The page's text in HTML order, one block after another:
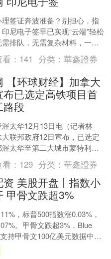
签证奔波准备？别担心，指
尼电子签早已实现“云端”轻松
排队，无需复杂材料，一部
支付宝，足不出户就能实
签”，开启你....
： 141 分类：華鑫證券
【环球财经】加拿大
布已选定高铁项目首
路段
太华12月13日电（记者林
大联邦政府12日宣布，已选定
太华至第二大城市蒙特利尔
首个高铁网络建设的首个开
据加拿大交....
： 129 分类：華鑫證券
资 美股开盘丨指数小
甲骨文跌超3%
，标普500指数涨0.03%，
。甲骨文跌超3%，Blue
持甲骨文100亿美元数据中心
涨1.66%，奈飞计....